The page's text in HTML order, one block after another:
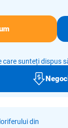
care sunteți dispus
din